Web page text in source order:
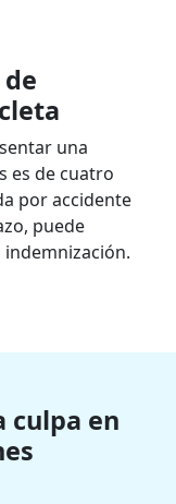
una
es de cuatro
por accidente
puede
culpa en